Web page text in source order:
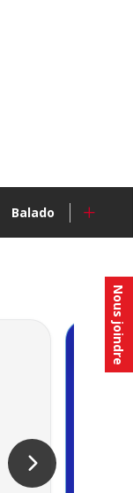
Nous joindre
Balado +